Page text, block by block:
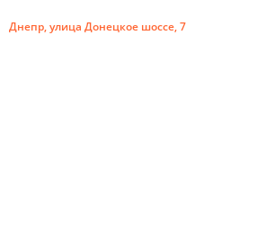
Днепр, улица Донецкое шоссе, 7